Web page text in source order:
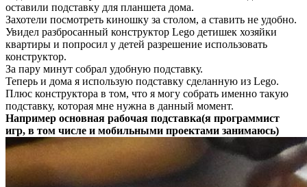
оставили подставку для планшета дома.
Захотели посмотреть киношку за столом, а ставить не удобно.
Увидел разбросанный конструктор Lego детишек хозяйки
квартиры и попросил у детей разрешение использовать
конструктор.
За пару минут собрал удобную подставку.
Теперь и дома я использую подставку сделанную из Lego.
Плюс конструктора в том, что я могу собрать именно такую
подставку, которая мне нужна в данный момент.
Например основная рабочая подставка(я программист
игр, в том числе и мобильными проектами занимаюсь)